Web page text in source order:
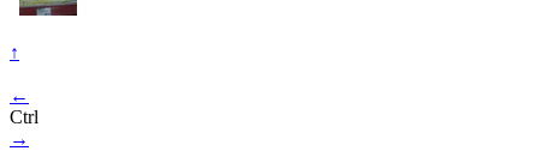
↑
←
Ctrl
→